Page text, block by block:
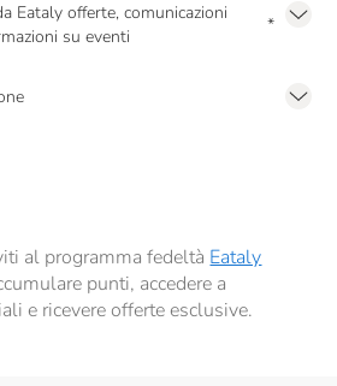
Eataly offerte, comunicazioni
su eventi
*
personalizzate, in caso di consenso prestato ai
al programma fedeltà Eataly
punti, accedere a
e ricevere offerte esclusive.